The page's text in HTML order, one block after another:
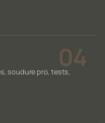
soudure pro, tests,